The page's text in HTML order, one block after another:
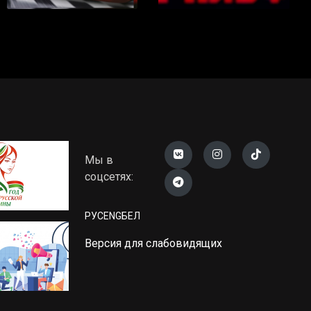
Мы в
соцсетях:
РУСENGБЕЛ
Версия для слабовидящих